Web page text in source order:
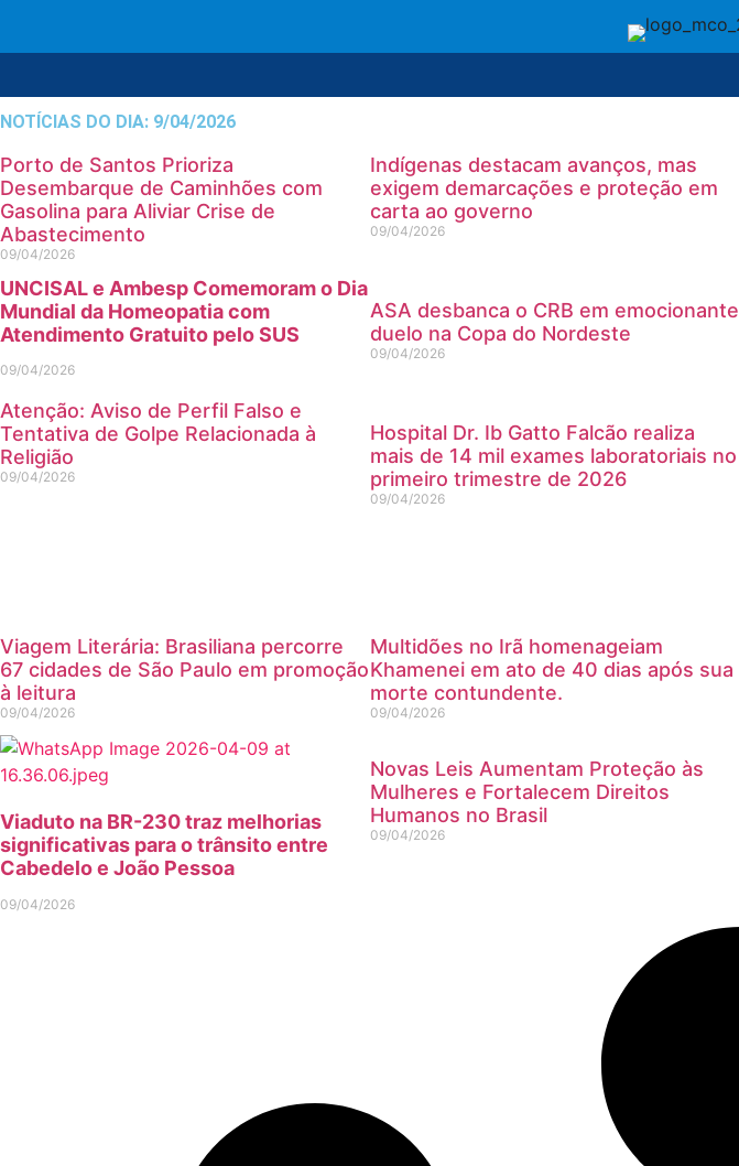
NOTÍCIAS DO DIA: 9/04/2026
Porto de Santos Prioriza
Desembarque de Caminhões com
Gasolina para Aliviar Crise de
Abastecimento
09/04/2026
Indígenas destacam avanços, mas
exigem demarcações e proteção em
carta ao governo
09/04/2026
UNCISAL e Ambesp Comemoram o Dia
Mundial da Homeopatia com
Atendimento Gratuito pelo SUS
09/04/2026
ASA desbanca o CRB em emocionante
duelo na Copa do Nordeste
09/04/2026
Atenção: Aviso de Perfil Falso e
Tentativa de Golpe Relacionada à
Religião
09/04/2026
Hospital Dr. Ib Gatto Falcão realiza
mais de 14 mil exames laboratoriais no
primeiro trimestre de 2026
09/04/2026
Viagem Literária: Brasiliana percorre
67 cidades de São Paulo em promoção
à leitura
09/04/2026
Multidões no Irã homenageiam
Khamenei em ato de 40 dias após sua
morte contundente.
09/04/2026
Viaduto na BR-230 traz melhorias
significativas para o trânsito entre
Cabedelo e João Pessoa
09/04/2026
Novas Leis Aumentam Proteção às
Mulheres e Fortalecem Direitos
Humanos no Brasil
09/04/2026